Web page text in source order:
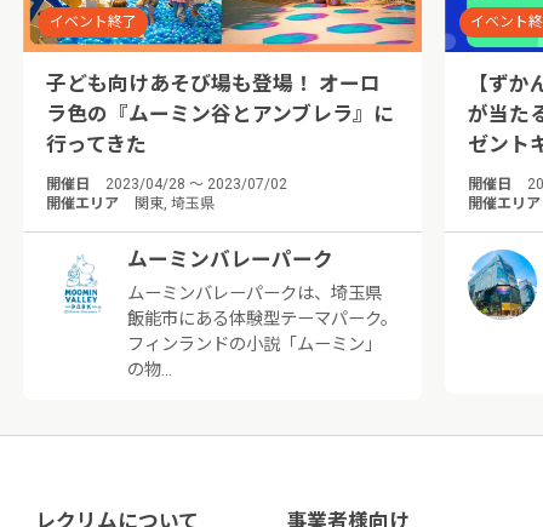
イベント終了
子ども向けあそび場も登場！ オーロ
ラ色の『ムーミン谷とアンブレラ』に
行ってきた
開催日
2023/04/28 ～ 2023/07/02
開催エリア
関東, 埼玉県
ムーミンバレーパーク
ムーミンバレーパークは、埼玉県
飯能市にある体験型テーマパーク。
フィンランドの小説「ムーミン」
の物…
イベント
【ず
が当た
ゼント
開催日
開催エリア
レクリムについて 事業者様向け